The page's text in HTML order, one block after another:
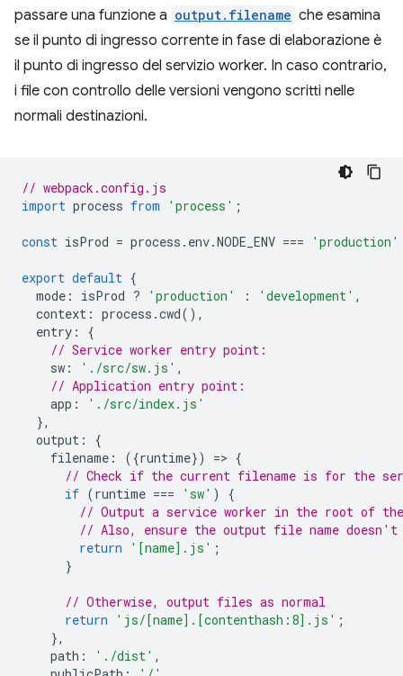
passare una funzione a output.filename che esamina
se il punto di ingresso corrente in fase di elaborazione è
il punto di ingresso del servizio worker. In caso contrario,
i file con controllo delle versioni vengono scritti nelle
normali destinazioni.
// webpack.config.js
import process from 'process' ;
const isProd = process . env.NODE_ENV === 'production'
export default {
mode : isProd ? 'production' : 'development' ,
context : process .cwd(),
entry :
{
// Service worker entry point:
sw : './src/sw.js' ,
// Application entry point:
app :
'./src/index.js'
},
output :
{
filename : ({runtime}) => {
// Check if the current filename is for the
if (runtime === 'sw' )
{
// Output a service worker in the root of
// Also, ensure the output file name
return
'[name].js' ;
}
// Otherwise, output files as normal
return
'js/[name].[contenthash:8].js' ;
},
path : './dist' ,